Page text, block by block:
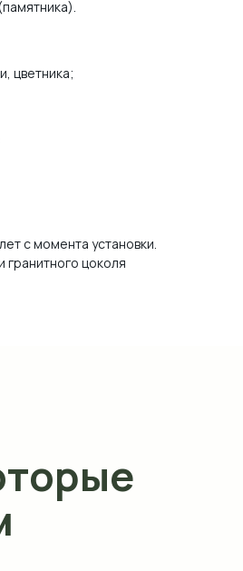
цветника;
с момента установки.
гранитного цоколя